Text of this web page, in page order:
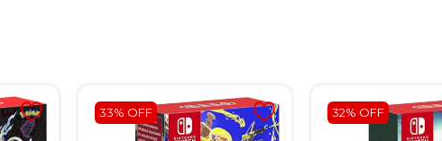
33% OFF 32% OFF